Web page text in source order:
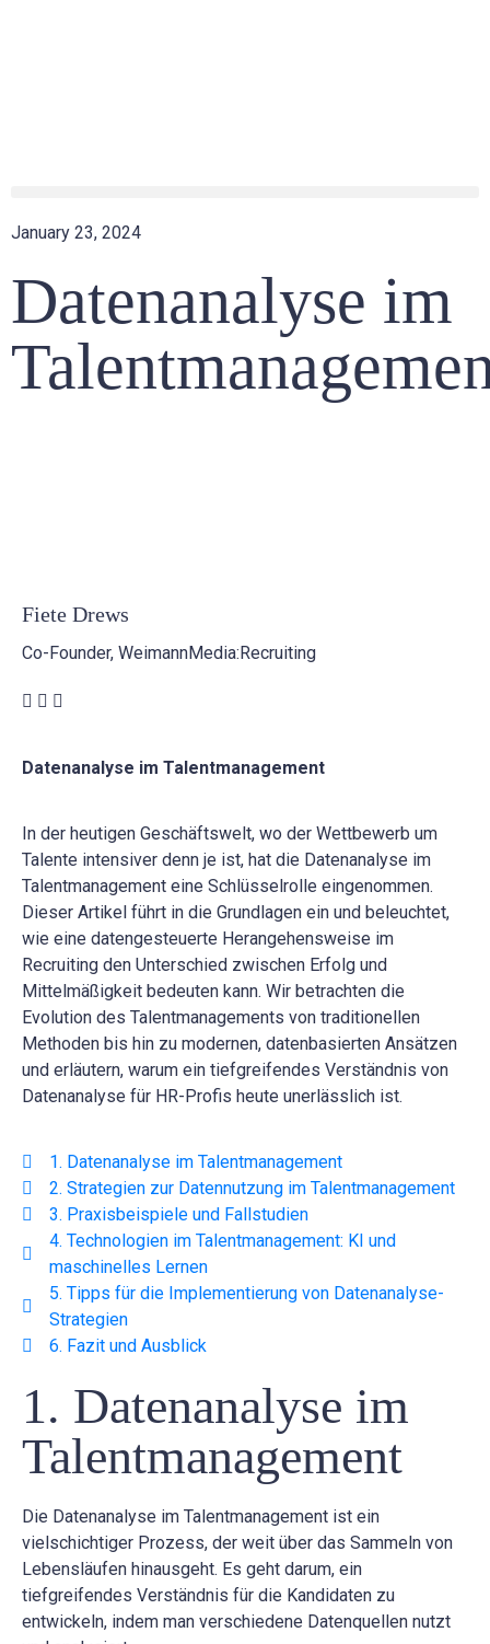
January 23, 2024
Datenanalyse im
Fiete Drews
Co-Founder, WeimannMedia:Recruiting
Datenanalyse im Talentmanagement
In der heutigen Geschäftswelt, wo der Wettbewerb um
Talente intensiver denn je ist, hat die Datenanalyse im
Talentmanagement eine Schlüsselrolle eingenommen.
Dieser Artikel führt in die Grundlagen ein und beleuchtet,
wie eine datengesteuerte Herangehensweise im
Recruiting den Unterschied zwischen Erfolg und
Mittelmäßigkeit bedeuten kann. Wir betrachten die
Evolution des Talentmanagements von traditionellen
Methoden bis hin zu modernen, datenbasierten Ansätzen
und erläutern, warum ein tiefgreifendes Verständnis von
Datenanalyse für HR-Profis heute unerlässlich ist.
1. Datenanalyse im Talentmanagement
2. Strategien zur Datennutzung im Talentmanagement
3. Praxisbeispiele und Fallstudien
4. Technologien im Talentmanagement: KI und
maschinelles Lernen
5. Tipps für die Implementierung von Datenanalyse-
Strategien
6. Fazit und Ausblick
1. Datenanalyse im
Talentmanagement
Die Datenanalyse im Talentmanagement ist ein
vielschichtiger Prozess, der weit über das Sammeln von
Lebensläufen hinausgeht. Es geht darum, ein
tiefgreifendes Verständnis für die Kandidaten zu
entwickeln, indem man verschiedene Datenquellen nutzt